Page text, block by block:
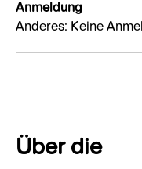
Anmeldung
Anderes: Keine
Über die